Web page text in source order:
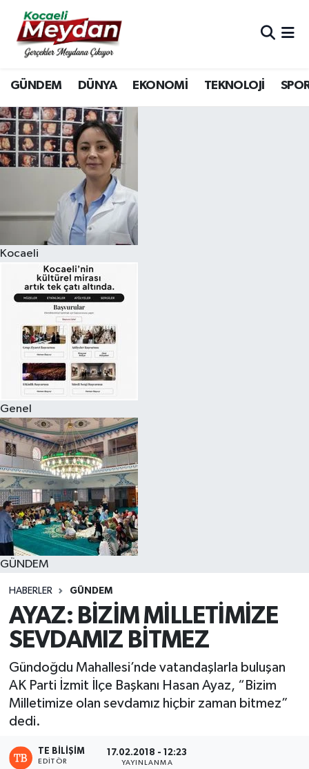
GÜNDEM DÜNYA EKONOMİ TEKNOLOJİ
Kocaeli
Genel
GÜNDEM
HABERLER GÜNDEM
AYAZ: BİZİM MİLLETİMİZE
SEVDAMIZ BİTMEZ
Gündoğdu Mahallesi’nde vatandaşlarla buluşan
AK Parti İzmit İlçe Başkanı Hasan Ayaz, “Bizim
Milletimize olan sevdamız hiçbir zaman bitmez”
dedi.
TE BILIŞIM
EDITÖR
17.02.2018 - 12:23
YAYINLANMA
Nöbetçi Eczaneler
Hava Durumu
Trafik Durumu
Süper Lig Puan Durumu ve Fikstür
Tüm Manşetler
Son Dakika Haberleri
Haber Arşivi